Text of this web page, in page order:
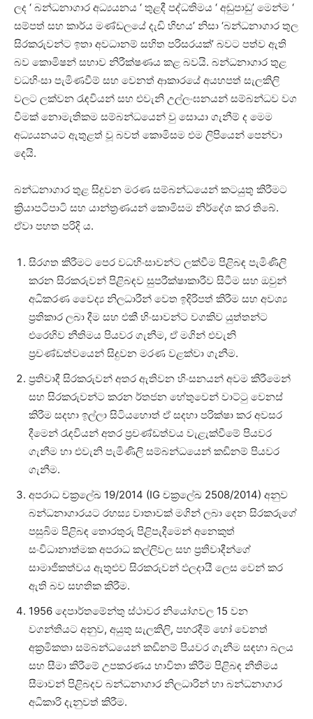
ලද ‘ බන්ධනාගාර අධ්‍යයනය ‘ තුළදී පද්ධතිමය ‘ අඩුපාඩු’ මෙන්ම ‘
සම්පත් සහ කාර්ය මණ්ඩලයේ දැඩි හිඟය’ නිසා ‘බන්ධනාගාර තුල
සිරකරුවන්ට ඉතා අවධානම් සහිත පරිසරයක්’ බවට පත්ව ඇති
බව කොමිෂන් සභාව නිරීක්ෂණය කළ බවයි. බන්ධනාගාර තුළ
වධහිංසා පැමිණවීම් සහ වෙනත් ආකාරයේ අයහපත් සැලකිලි
වලට ලක්වන රැඳවියන් සහ එවැනි උල්ලංඝනයන් සම්බන්ධව වග
වීමක් නොමැතිකම සම්බන්ධයෙන් වු සොයා ගැනීම් ද මෙම
අධ්‍යයනයට ඇතුළත් වූ බවත් කොමිසම එම ලිපියෙන් පෙන්වා
දෙයි.
බන්ධනාගාර තුළ සිදුවන මරණ සම්බන්ධයෙන් කටයුතු කිරීමට
ක්‍රියාපටිපාටි සහ යාන්ත්‍රණයන් කොමිසම නිර්දේශ කර තිබේ.
ඒවා පහත පරිදි ය.
සිරගත කිරීමට පෙර වධහිංසාවන්ට ලක්වීම පිළිබඳ පැමිණිලි
කරන සිරකරුවන් පිළිබඳව සුපරීක්ෂාකාරීව සිටීම සහ ඔවුන්
අධිකරණ වෛද්‍ය නිලධාරීන් වෙත ඉදිරිපත් කිරීම සහ අවශ්‍ය
ප්‍රතිකාර ලබා දීම සහ එකී හිංසාවන්ට වගකිව යුත්තන්ට
එරෙහිව නීතිමය පියවර ගැනීම, ඒ මගින් එවැනි
ප්‍රචණ්ඩත්වයෙන් සිදුවන මරණ වළක්වා ගැනීම.
ප්‍රතිවාදී සිරකරුවන් අතර ඇතිවන හිංසනයන් අවම කිරීමෙන්
සහ සිරකරුවන්ට කරන ර්තජන හේතුවෙන් වාට්ටු වෙනස්
කිරීම සදහා ඉල්ලා සිටියහොත් ඒ සදහා පරික්ෂා කර අවසර
දීමෙන් රැඳවියන් අතර ප්‍රචණ්ඩත්වය වැළැක්වීමේ පියවර
ගැනීම හා එවැනි පැමිණිලි සම්බන්ධයෙන් කඩිනම් පියවර
ගැනීම.
අපරාධ චක්‍රලේඛ 19/2014 (IG චක්‍රලේඛ 2508/2014) අනුව
බන්ධනාගාරයට රහස්‍ය වාතාවක් මගින් ලබා දෙන සිරකරුගේ
පසුබිම පිළිබඳ තොරතුරු පිළිපැදීමෙන් අනෙකුත්
සංවිධානාත්මක අපරාධ කල්ලිවල සහ ප්‍රතිවාදීන්ගේ
සාමාජිකත්වය ඇතුළුව සිරකරුවන් ඵලදායී ලෙස වෙන් කර
ඇති බව සහතික කිරීම.
1956 දෙපාර්තමේන්තු ස්ථාවර නියෝගවල 15 වන
වගන්තියට අනුව, අයුතු සැලකිලි, පහරදීම් හෝ වෙනත්
අක්‍රමිකතා සම්බන්ධයෙන් කඩිනම් පියවර ගැනීම සඳහා බලය
සහ සීමා කිරීමේ උපකරණය භාවිතා කිරීම පිළිබඳ නීතිමය
සීමාවන් පිළිබදව බන්ධනාගාර නිලධාරින් හා බන්ධනාගාර
අධිකාරි දැනුවත් කිරීම.